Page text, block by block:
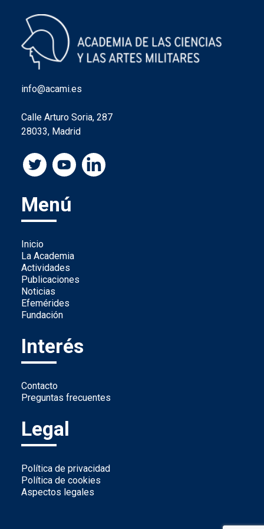
info@acami.es
Calle Arturo Soria, 287
28033, Madrid
Menú
Inicio
La Academia
Actividades
Publicaciones
Noticias
Efemérides
Fundación
Interés
Contacto
Preguntas frecuentes
Legal
Política de privacidad
Política de cookies
Aspectos legales